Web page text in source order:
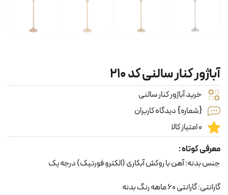
آباژور کنار سالنی کد ۲۱۰
خرید آباژور کنار سالنی
{شماره} دیدگاه کاربران
0 امتیاز کالا
معرفی کوتاه :
جنس بدنه: آهن با روکش آبکاری (الکترو فورتیک) درجه یک
گارانتی: گارانتی 60 ماهه رنگ بدنه